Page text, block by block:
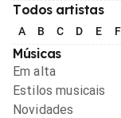
Todos artistas
A B C D E F
Músicas
Em alta
Estilos musicais
Novidades